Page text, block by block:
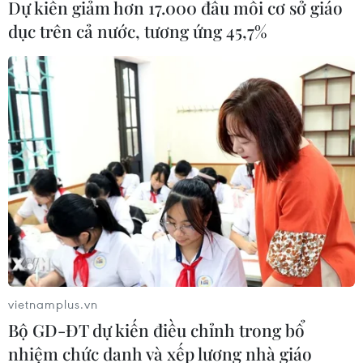
Việt Nam phấn đấu đến năm 2045
mới
02/08/2026 05:13
Tên lửa SpaceX lao xuống Mặt Trăng
với tốc độ gấp 7 lần âm thanh
31/07/2026 23:06
Hàn Quốc tham gia dự án xây dựng
căn cứ Mặt trăng của NASA
31/07/2026 09:58
Dự kiến giảm hơn 17.000 đầu mối cơ sở giáo
dục trên cả nước, tương ứng 45,7%
vietnamplus.vn
Bộ GD-ĐT dự kiến điều chỉnh trong bổ
nhiệm chức danh và xếp lương nhà giáo